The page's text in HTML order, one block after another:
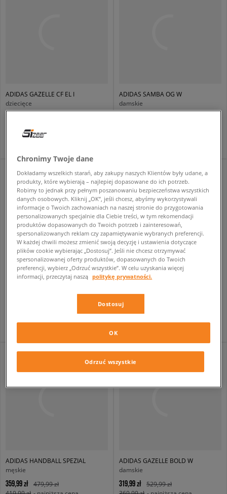
ADIDAS GAZELLE CF EL I
dziecięce
ADIDAS SAMBA OG W
damskie
ADIDAS HANDBALL SPEZIAL W
ADIDAS HANDBALL SPEZIAL J
299,99 zł
319,99 zł
ADIDAS HANDBALL SPEZIAL
męskie
359,99 zł
479,99 zł
ADIDAS GAZELLE BOLD W
damskie
319,99 zł
529,99 zł
Chronimy Twoje dane
Dokładamy wszelkich starań, aby zakupy naszych Klientów były udane, a
produkty, które wybierają – najlepiej dopasowane do ich potrzeb.
Robimy to jednak przy pełnym poszanowaniu bezpieczeństwa wszystkich
danych osobowych. Kliknij „OK”, jeśli chcesz, abyśmy wykorzystywali
informacje o Twoich zachowaniach na naszej stronie do przygotowania
personalizowanych specjalnie dla Ciebie treści, w tym rekomendacji
produktów dopasowanych do Twoich potrzeb i zainteresowań,
spersonalizowanych reklam czy zapamiętywanie wybranych preferencji.
W każdej chwili możesz zmienić swoją decyzję i ustawienia dotyczące
plików cookie wybierając „Dostosuj”. Jeśli nie chcesz otrzymywać
spersonalizowanej oferty produktów, dopasowanych do Twoich
preferencji, wybierz „Odrzuć wszystkie”. W celu uzyskania więcej
informacji, przeczytaj naszą politykę prywatności.
Dostosuj
Odrzuć wszystkie
OK